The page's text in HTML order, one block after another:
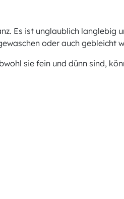
Es ist unglaublich
oder auch gebleicht
sie fein und dünn sind,